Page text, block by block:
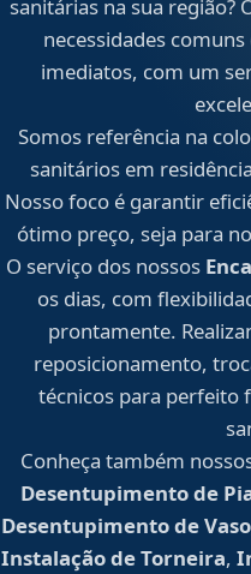
sanitárias na sua região?
necessidades
imediatos, com um
Somos referência na
sanitários em
Nosso foco é garantir
ótimo preço, seja para
O serviço dos nossos
os dias, com
prontamente.
reposicionamento,
técnicos para perfeito
Conheça também
Desentupimento de
Desentupimento de Vaso
Instalação de Torneira,